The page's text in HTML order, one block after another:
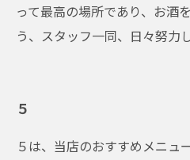
って最高の場所であり、お酒
う、スタッフ一同、日々努力
５
５は、当店のおすすめメニュ